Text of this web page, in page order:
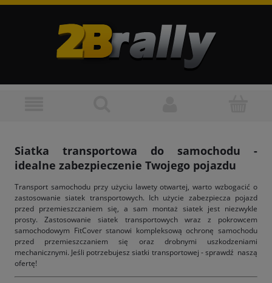
Siatka transportowa do samochodu -
idealne zabezpieczenie Twojego pojazdu
Transport samochodu przy użyciu lawety otwartej, warto wzbogacić o
zastosowanie siatek transportowych. Ich użycie zabezpiecza pojazd
przed przemieszczaniem się, a sam montaż siatek jest niezwykle
prosty. Zastosowanie siatek transportowych wraz z pokrowcem
samochodowym FitCover stanowi kompleksową ochronę samochodu
przed przemieszczaniem się oraz drobnymi uszkodzeniami
mechanicznymi. Jeśli potrzebujesz siatki transportowej - sprawdź naszą
ofertę!